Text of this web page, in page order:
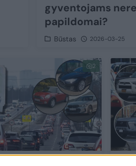
gyventojams
papildomai?
Būstas 2026-03-25
2